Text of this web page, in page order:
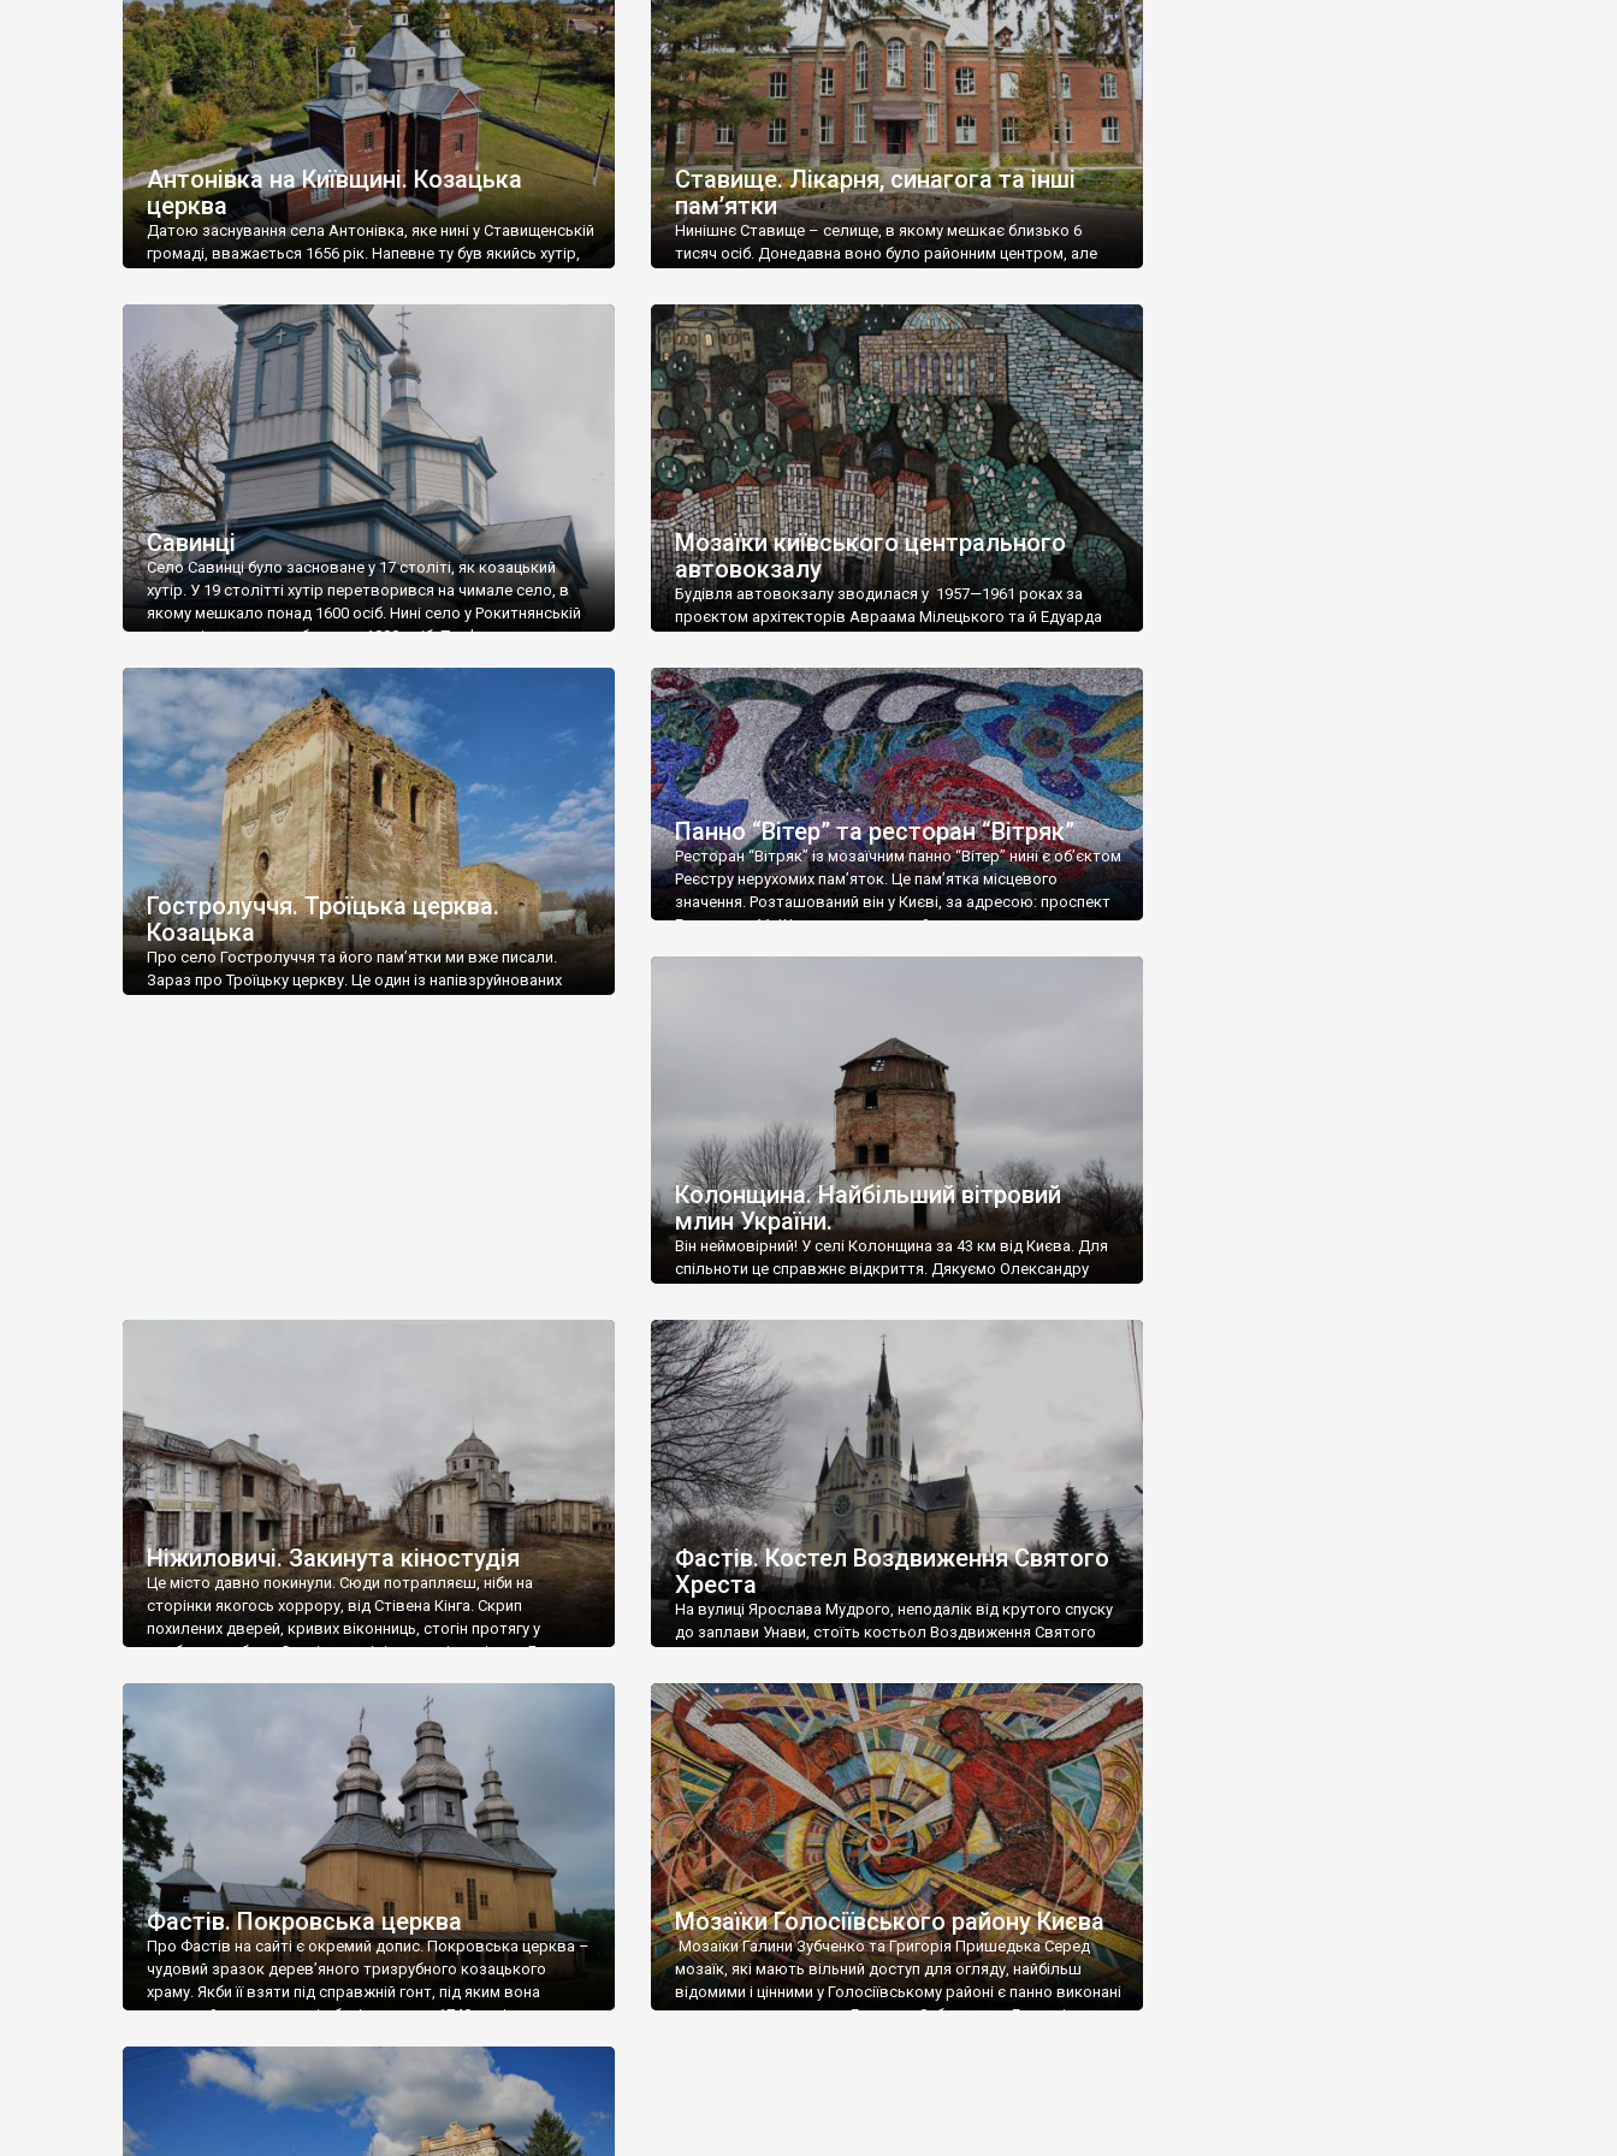
Антонівка на Київщині. Козацька
церква
Датою заснування села Антонівка, яке нині у Ставищенській
громаді, вважається 1656 рік. Напевне ту був якийсь хутір,
Стефанському, із дозволом осадити тут слободу й
запрошувати різних людей на поселення, надаючи певні
пільги. Так і з’явилося село Антонівка. У 1777 році […]
Ставище. Лікарня, синагога та інші
пам’ятки
Нинішнє Ставище – селище, в якому мешкає близько 6
тисяч осіб. Донедавна воно було районним центром, але
Браницьких Будинок управляючого У 17-му столітті
Ставище було значним містом, яке від 1635 року мало
Магдебурзьке право, а від часів Хмельниччини – значну
козацьку […]
Савинці
Село Савинці було засноване у 17 століті, як козацький
хутір. У 19 столітті хутір перетворився на чимале село, в
якому мешкало понад 1600 осіб. Нині село у Рокитнянській
громаді, тут мешкає близько 1000 осіб. Пам’яткою села є
перший погляд це звичайна «єпархіалка», але на її дзвіниці
необарокова […]
Мозаїки київського центрального
автовокзалу
Будівля автовокзалу зводилася у 1957—1961 роках за
проєктом архітекторів Авраама Мілецького та й Едуарда
була перша спільна робота цього відомого подружжя.
Працювали вони над мозаїками і панно два роки – 1960-
1961. Ескізи для мозаїк були створені, за їхніми словами, у
життєрадісній естетиці дитячого […]
Гостролуччя. Троїцька церква.
Козацька
Про село Гостролуччя та його пам’ятки ми вже писали.
Зараз про Троїцьку церкву. Це один із напівзруйнованих
Панно “Вітер” та ресторан “Вітряк”
Ресторан “Вітряк” із мозаїчним панно “Вітер” нині є об’єктом
Реєстру нерухомих пам’яток. Це пам’ятка місцевого
значення. Розташований він у Києві, за адресою: проспект
Глушкова, 11. Ще не так давно цей ресторан,
Колонщина. Найбільший вітровий
млин України.
Він неймовірний! У селі Колонщина за 43 км від Києва. Для
спільноти це справжнє відкриття. Дякуємо Олександру
завершення війни. Проект розробила контора
“Промзернопроект” – така офіційна інформація. Радянська.
Але їй віри не йметься, адже бачимо, що архітектура зовсім
[…]
Ніжиловичі. Закинута кіностудія
Це місто давно покинули. Сюди потрапляєш, ніби на
сторінки якогось хоррору, від Стівена Кінга. Скрип
похилених дверей, кривих віконниць, стогін протягу у
розбитих шибках. Старі, вигорілі на сонці, вивіски… Бррр, аж
брами. Чи може мешканці цього міста примари оживають
лише уночі?.. Як у кіно. Так воно […]
Фастів. Костел Воздвиження Святого
Хреста
На вулиці Ярослава Мудрого, неподалік від крутого спуску
до заплави Унави, стоїть костьол Воздвиження Святого
видно за кілька кварталів. Костьол спочатку будували за
проектом польського архітектора В. Домбровського, але
пізніше, у 1906 році, до робіт долучили українського
спеціаліста Ф. Троупянського. […]
Фастів. Покровська церква
Про Фастів на сайті є окремий допис. Покровська церква –
чудовий зразок дерев’яного тризрубного козацького
храму. Якби її взяти під справжній гонт, під яким вона
тривалий час стояла від будівництва у 1740 році, то можна
бляхою, щоправда покрівля зроблена красиво, ніби луска –
імітація […]
Мозаїки Голосіївського району Києва
Мозаїки Галини Зубченко та Григорія Пришедька Серед
мозаїк, які мають вільний доступ для огляду, найбільш
відомими і цінними у Голосіївському районі є панно виконані
видатними мастрами – Галиною Зубченко та Григорієм